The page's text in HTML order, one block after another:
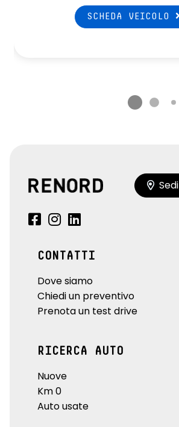
SCHEDA VEICOLO
Sedi
CONTATTI
Dove siamo
Chiedi un preventivo
Prenota un test drive
RICERCA AUTO
Nuove
Km 0
Auto usate